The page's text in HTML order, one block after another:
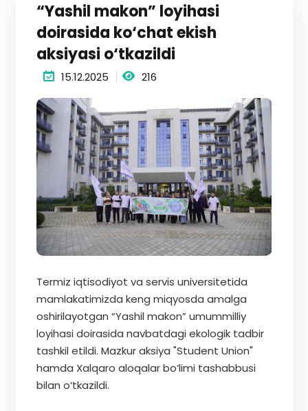
“Yashil makon” loyihasi
doirasida ko‘chat ekish
aksiyasi o‘tkazildi
15.12.2025 216
Termiz iqtisodiyot va servis universitetida
mamlakatimizda keng miqyosda amalga
oshirilayotgan “Yashil makon” umummilliy
loyihasi doirasida navbatdagi ekologik tadbir
tashkil etildi. Mazkur aksiya "Student Union"
hamda Xalqaro aloqalar bo‘limi tashabbusi
bilan o‘tkazildi.